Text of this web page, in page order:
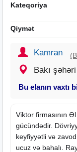
Kateqoriya
Qiymət
Kamran
Bakı şəhəri
Bu elanın vaxtı
Viktor firmasının
gücündədir.
keyfiyyətli və
ucuz və bahalı.